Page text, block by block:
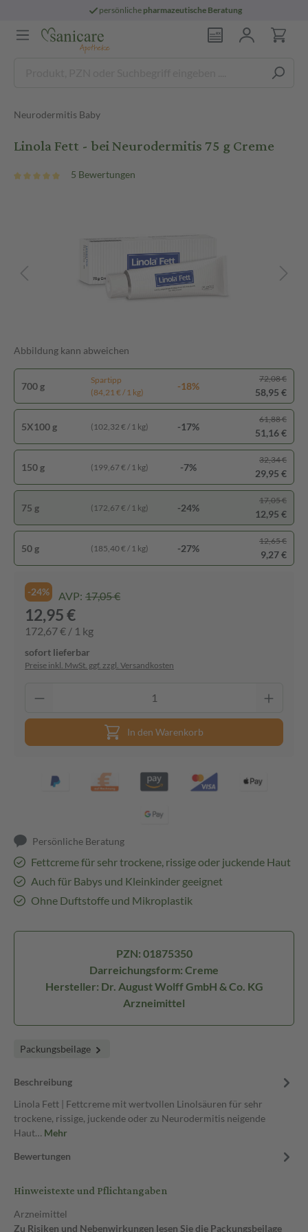
persönlichepharmazeutische Beratung
Neurodermitis Baby
Linola Fett - bei Neurodermitis 75 g Creme
5 Bewertungen
Abbildung kann abweichen
700 g
Spartipp
(84,21 € / 1 kg)
-18%
72,08 €
58,95 €
5X100 g (102,32 € / 1 kg) -17%
61,88 €
51,16 €
150 g (199,67 € / 1 kg) -7%
32,34 €
29,95 €
75 g (172,67 € / 1 kg) -24%
17,05 €
12,95 €
50 g (185,40 € / 1 kg) -27%
12,65 €
9,27 €
-24% AVP: 17,05 €
12,95 €
172,67 € / 1 kg
sofort lieferbar
Preise inkl. MwSt. ggf. zzgl. Versandkosten
In den Warenkorb
Persönliche Beratung
Fettcreme für sehr trockene, rissige oder juckende Haut
Auch für Babys und Kleinkinder geeignet
Ohne Duftstoffe und Mikroplastik
PZN: 01875350
Darreichungsform: Creme
Hersteller: Dr. August Wolff GmbH & Co. KG
Arzneimittel
Packungsbeilage
Beschreibung
Linola Fett | Fettcreme mit wertvollen Linolsäuren für sehr
trockene, rissige, juckende oder zu Neurodermitis neigende
Haut… Mehr
Bewertungen
Hinweistexte und Pflichtangaben
Arzneimittel
Zu Risiken und Nebenwirkungen lesen Sie die Packungsbeilage